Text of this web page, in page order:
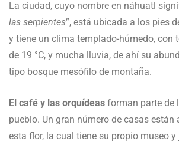
La ciudad, cuyo nombre en náhuatl
las serpientes”, está ubicada a los pies
y tiene un clima templado-húmedo, con
de 19 °C, y mucha lluvia, de ahí su
tipo bosque mesófilo de montaña.
El café y las orquídeas forman parte de
pueblo. Un gran número de casas están
esta flor, la cual tiene su propio museo y